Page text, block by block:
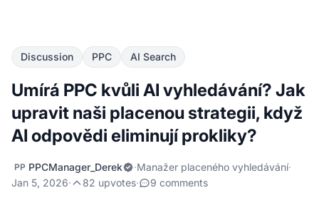
Discussion PPC AI Search
Umírá PPC kvůli AI vyhledávání? Jak
upravit naši placenou strategii, když
AI odpovědi eliminují prokliky?
PP PPCManager_Derek ·Manažer placeného vyhledávání·
Jan 5, 2026· 82 upvotes· 9 comments